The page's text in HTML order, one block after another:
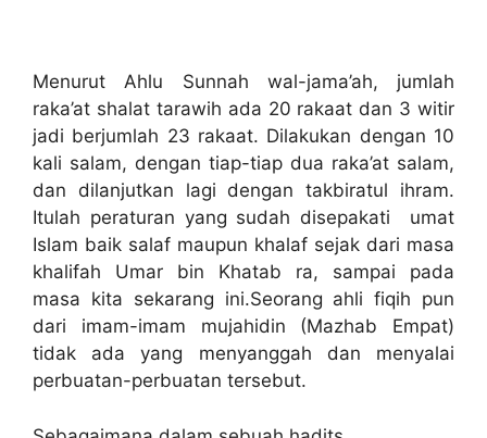
Menurut Ahlu Sunnah wal-jama’ah, jumlah
raka’at shalat tarawih ada 20 rakaat dan 3 witir
jadi berjumlah 23 rakaat. Dilakukan dengan 10
kali salam, dengan tiap-tiap dua raka’at salam,
dan dilanjutkan lagi dengan takbiratul ihram.
Itulah peraturan yang sudah disepakati umat
Islam baik salaf maupun khalaf sejak dari masa
khalifah Umar bin Khatab ra, sampai pada
masa kita sekarang ini.Seorang ahli fiqih pun
dari imam-imam mujahidin (Mazhab Empat)
tidak ada yang menyanggah dan menyalai
perbuatan-perbuatan tersebut.